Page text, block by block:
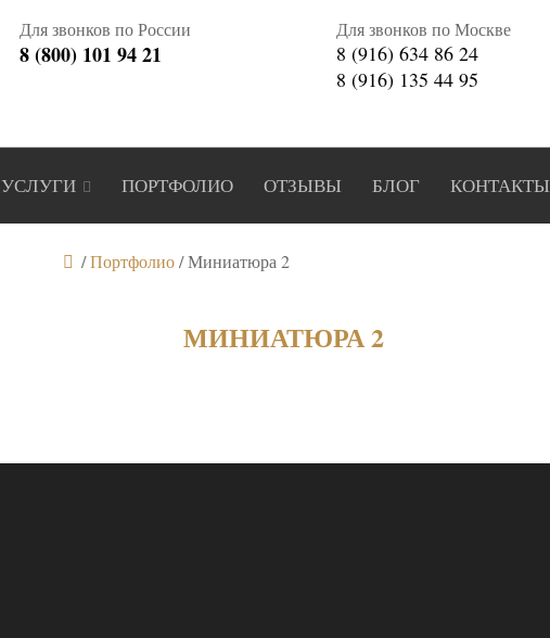
Для звонков по России
8 (800) 101 94 21
Для звонков по Москве
8 (916) 634 86 24
8 (916) 135 44 95
УСЛУГИ ПОРТФОЛИО ОТЗЫВЫ БЛОГ КОНТАКТЫ
/Портфолио/Миниатюра 2
МИНИАТЮРА 2